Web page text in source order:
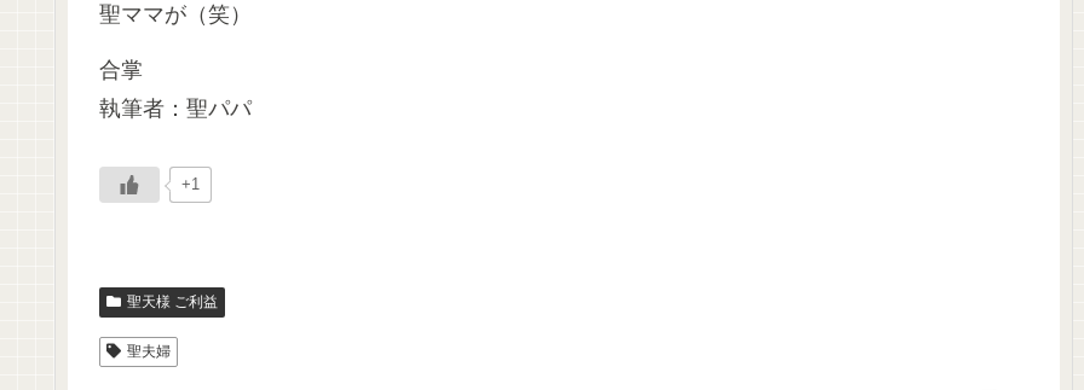
聖ママが（笑）
合掌
執筆者：聖パパ
+1
聖天様 ご利益
聖夫婦